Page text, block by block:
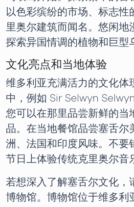
以色彩缤纷的市场、标志性
里奥尔建筑而闻名。悠闲地
探索异国情调的植物和巨型
文化亮点和当地体验
维多利亚充满活力的文化体
中，例如 Sir Selwyn
您可以在那里品尝新鲜的当
品。在当地餐馆品尝塞舌尔
洲、法国和印度风味。不要
节日上体验传统克里奥尔音
若想深入了解塞舌尔文化，
博物馆。博物馆位于维多利